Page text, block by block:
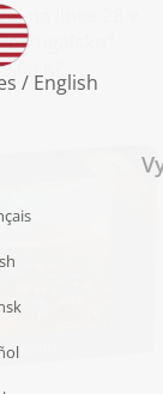
na lince 28 v
Kč